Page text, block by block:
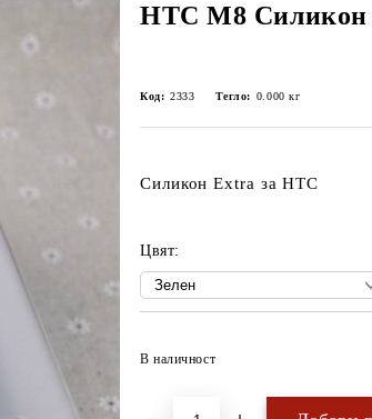
HTC M8
Код: 2333 Тегло: 0.000 кг
Силикон Extra за HTC
Цвят:
В наличност